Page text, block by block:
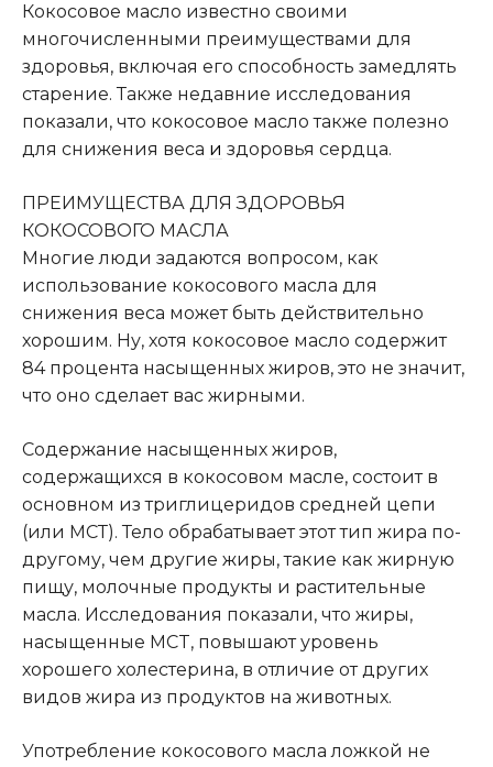
Кокосовое масло известно своими
многочисленными преимуществами для
здоровья, включая его способность замедлять
старение. Также недавние исследования
показали, что кокосовое масло также полезно
для снижения веса и здоровья сердца.
ПРЕИМУЩЕСТВА ДЛЯ ЗДОРОВЬЯ
КОКОСОВОГО МАСЛА
Многие люди задаются вопросом, как
использование кокосового масла для
снижения веса может быть действительно
хорошим. Ну, хотя кокосовое масло содержит
84 процента насыщенных жиров, это не значит,
что оно сделает вас жирными.
Содержание насыщенных жиров,
содержащихся в кокосовом масле, состоит в
основном из триглицеридов средней цепи
(или МСТ). Тело обрабатывает этот тип жира по-
другому, чем другие жиры, такие как жирную
пищу, молочные продукты и растительные
масла. Исследования показали, что жиры,
насыщенные MCT, повышают уровень
хорошего холестерина, в отличие от других
видов жира из продуктов на животных.
Употребление кокосового масла ложкой не